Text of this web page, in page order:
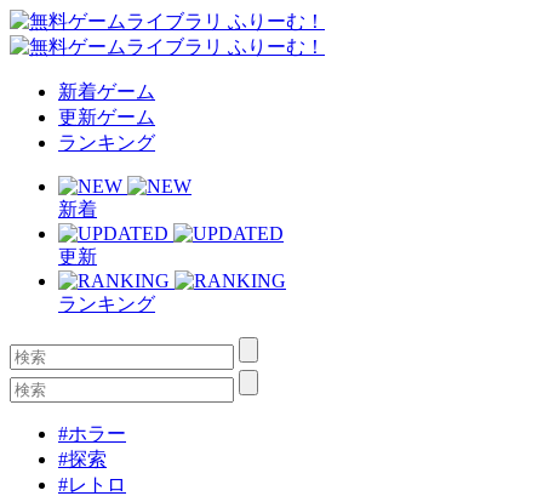
新着ゲーム
更新ゲーム
ランキング
新着
更新
ランキング
#ホラー
#探索
#レトロ